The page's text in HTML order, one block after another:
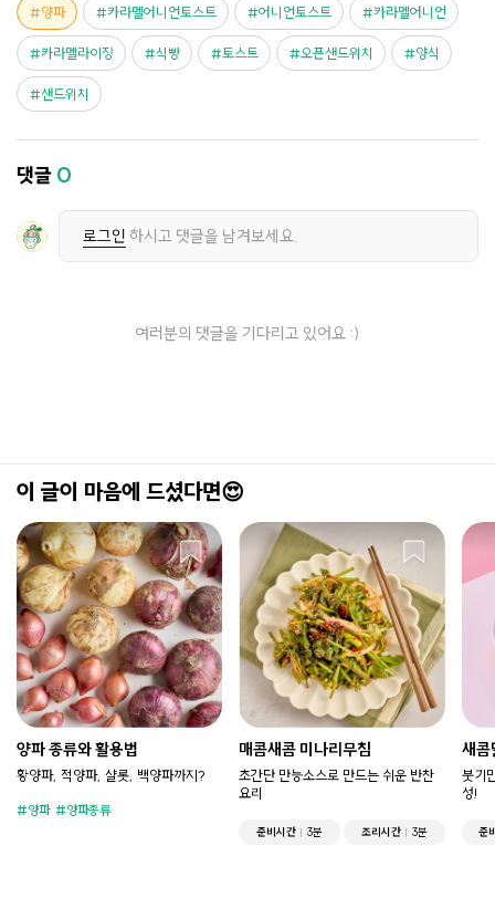
양파 카라멜어니언토스트 어니언토스트 카라멜어니언
카라멜라이징 식빵 토스트 오픈샌드위치 양식
샌드위치
댓글 0
로그인 하시고 댓글을 남겨보세요.
여러분의 댓글을 기다리고 있어요 :)
이 글이 마음에 드셨다면😍
양파 종류와 활용법
황양파, 적양파, 샬롯, 백양파까지?
양파 양파종류
매콤새콤 미나리무침
초간단 만능소스로 만드는 쉬운 반찬
요리
준비시간 3분 조리시간 3분
새콤
붓기
성!
준